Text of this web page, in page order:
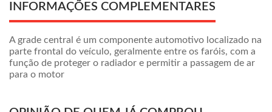
INFORMAÇÕES COMPLEMENTARES
A grade central é um componente automotivo localizado na
parte frontal do veículo, geralmente entre os faróis, com a
função de proteger o radiador e permitir a passagem de ar
para o motor